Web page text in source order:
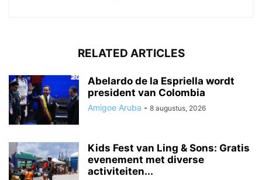
RELATED ARTICLES
Abelardo de la Espriella wordt
president van Colombia
Amigoe Aruba - 8 augustus, 2026
Kids Fest van Ling & Sons: Gratis
evenement met diverse
activiteiten...